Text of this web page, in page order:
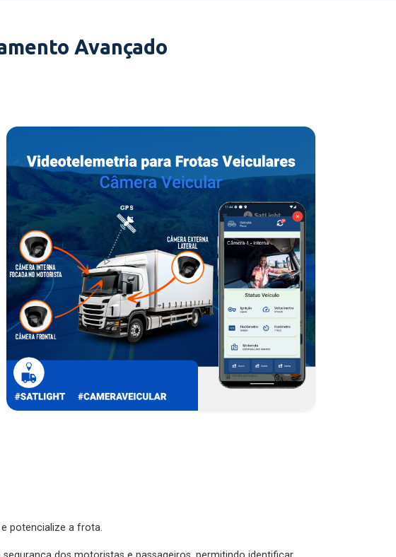
Avançado
potencialize a frota.
dos motoristas e passageiros, permitindo identificar